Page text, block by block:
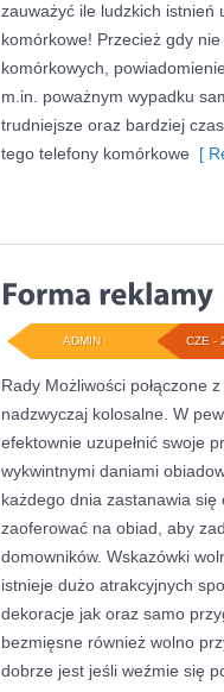
zauważyć ile ludzkich istnień
komórkowe! Przecież gdy nie
komórkowych,
m.in. poważnym wypadku
trudniejsze oraz bardziej
tego telefony komórkowe [
CZE -
ADMIN
Rady Możliwości połączone
nadzwyczaj kolosalne. W
efektownie uzupełnić swoje
wykwintnymi daniami
każdego dnia zastanawia
zaoferować na obiad, aby
domowników. Wskazówki
istnieje dużo atrakcyjnych
dekoracje jak oraz samo
bezmięsne również wolno
dobrze jest jeśli weźmie się